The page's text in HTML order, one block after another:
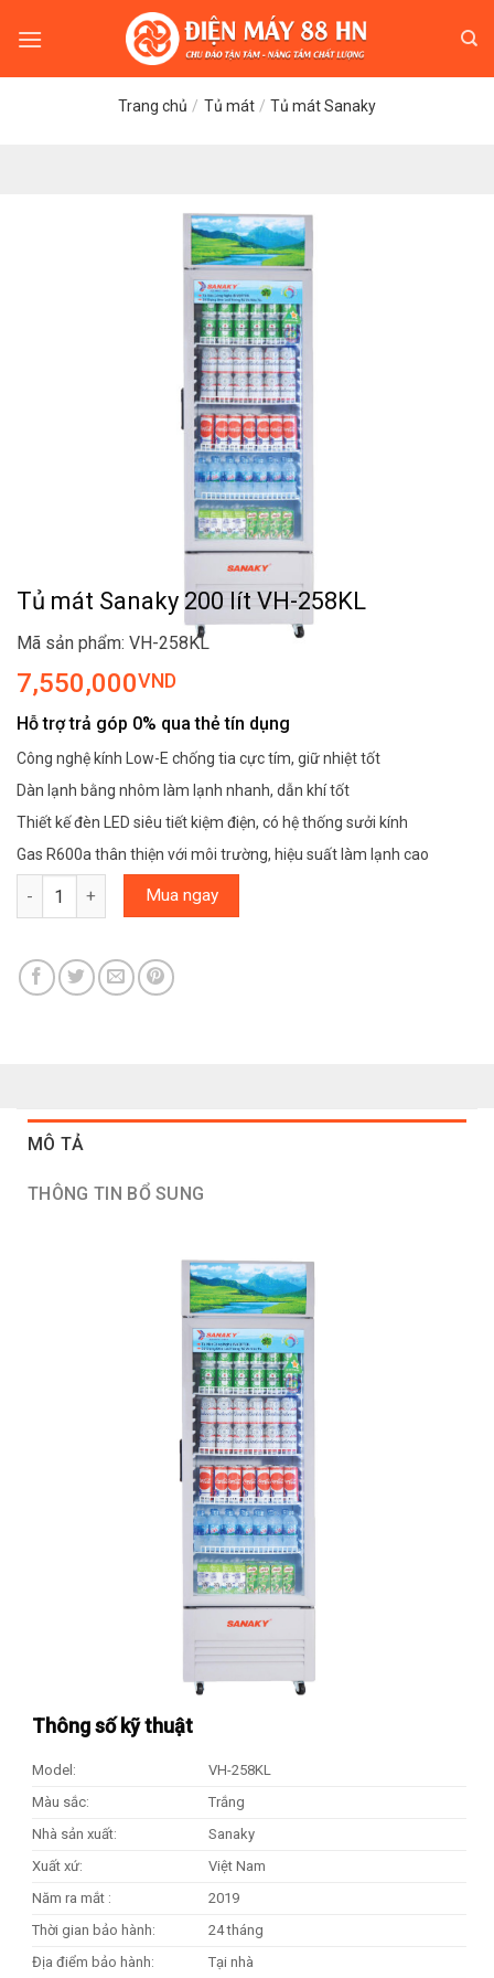
Trang chủ / Tủ mát / Tủ mát Sanaky
Tủ mát Sanaky 200 lít VH-258KL
Mã sản phẩm: VH-258KL
7,550,000VND
Hỗ trợ trả góp 0% qua thẻ tín dụng
Công nghệ kính Low-E chống tia cực tím, giữ nhiệt tốt
Dàn lạnh bằng nhôm làm lạnh nhanh, dẫn khí tốt
Thiết kế đèn LED siêu tiết kiệm điện, có hệ thống sưởi kính
Gas R600a thân thiện với môi trường, hiệu suất làm lạnh cao
Tủ mát Sanaky 200 lít VH-258KL số lượng
Mua ngay
MÔ TẢ
THÔNG TIN BỔ SUNG
Thông số kỹ thuật
Model:
VH-258KL
Màu sắc:
Trắng
Nhà sản xuất:
Sanaky
Xuất xứ:
Việt Nam
Năm ra mắt :
2019
Thời gian bảo hành:
24 tháng
Địa điểm bảo hành:
Tại nhà